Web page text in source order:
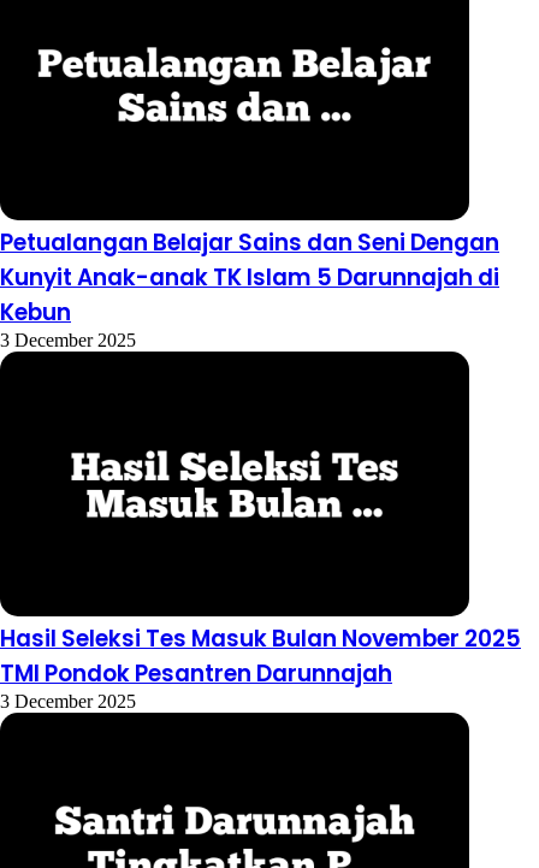
Petualangan Belajar Sains dan Seni Dengan
Kunyit Anak-anak TK Islam 5 Darunnajah di
Kebun
3 December 2025
Hasil Seleksi Tes Masuk Bulan November 2025
TMI Pondok Pesantren Darunnajah
3 December 2025